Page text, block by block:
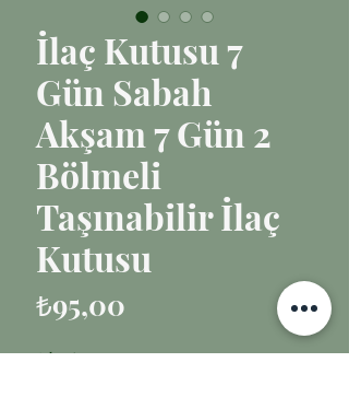
İlaç Kutusu 7
Gün Sabah
Akşam 7 Gün 2
Bölmeli
Taşınabilir İlaç
Kutusu
₺95,00
Adet *